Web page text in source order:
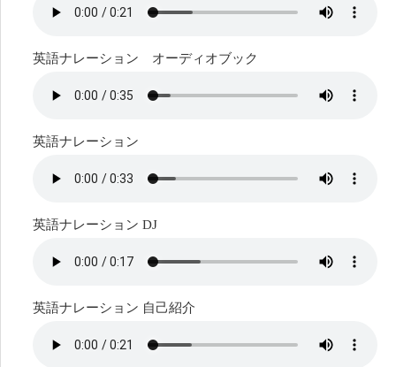
英語ナレーション オーディオブック
英語ナレーション
英語ナレーション DJ
英語ナレーション 自己紹介